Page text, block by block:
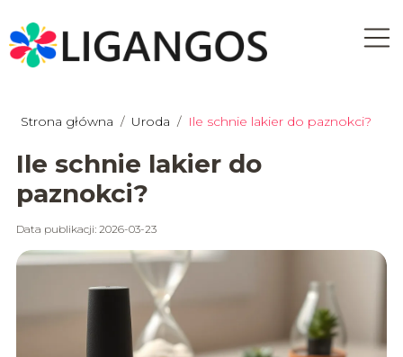
Strona główna / Uroda / Ile schnie lakier do paznokci?
Ile schnie lakier do
paznokci?
Data publikacji: 2026-03-23